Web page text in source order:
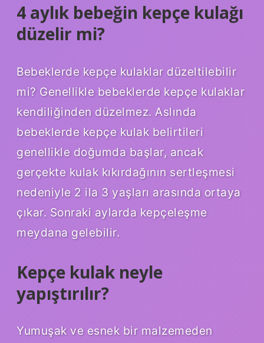
4 aylık bebeğin kepçe kulağı
düzelir mi?
Bebeklerde kepçe kulaklar düzeltilebilir
mi? Genellikle bebeklerde kepçe kulaklar
kendiliğinden düzelmez. Aslında
bebeklerde kepçe kulak belirtileri
genellikle doğumda başlar, ancak
gerçekte kulak kıkırdağının sertleşmesi
nedeniyle 2 ila 3 yaşları arasında ortaya
çıkar. Sonraki aylarda kepçeleşme
meydana gelebilir.
Kepçe kulak neyle
yapıştırılır?
Yumuşak ve esnek bir malzemeden